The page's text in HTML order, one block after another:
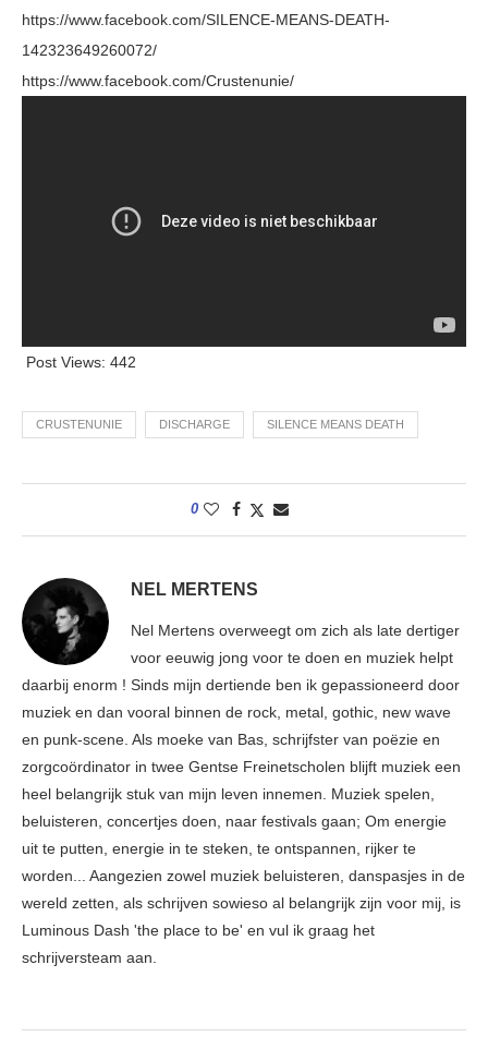
https://www.facebook.com/SILENCE-MEANS-DEATH-
142323649260072/
https://www.facebook.com/Crustenunie/
Post Views: 442
CRUSTENUNIE DISCHARGE SILENCE MEANS DEATH
0
NEL MERTENS
Nel Mertens overweegt om zich als late dertiger
voor eeuwig jong voor te doen en muziek helpt
daarbij enorm ! Sinds mijn dertiende ben ik gepassioneerd door
muziek en dan vooral binnen de rock, metal, gothic, new wave
en punk-scene. Als moeke van Bas, schrijfster van poëzie en
zorgcoördinator in twee Gentse Freinetscholen blijft muziek een
heel belangrijk stuk van mijn leven innemen. Muziek spelen,
beluisteren, concertjes doen, naar festivals gaan; Om energie
uit te putten, energie in te steken, te ontspannen, rijker te
worden... Aangezien zowel muziek beluisteren, danspasjes in de
wereld zetten, als schrijven sowieso al belangrijk zijn voor mij, is
Luminous Dash 'the place to be' en vul ik graag het
schrijversteam aan.